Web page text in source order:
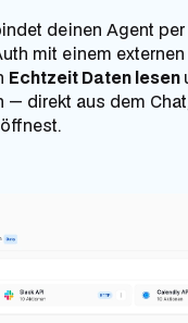
deinen Agent per
mit einem
Echtzeit Daten lesen
— direkt aus dem